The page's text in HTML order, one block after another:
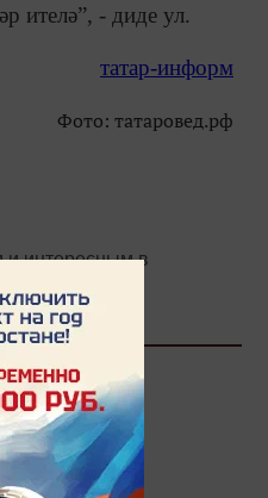
ителә”, - диде ул.
татар-информ
Фото: татаровед.рф
интересным в
теле
эшләргә